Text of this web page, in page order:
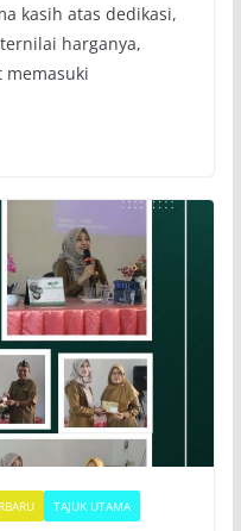
kasih atas dedikasi,
harganya,
memasuki
TAJUK UTAMA